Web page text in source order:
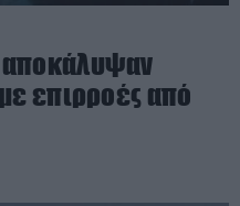
αποκάλυψαν
επιρροές από